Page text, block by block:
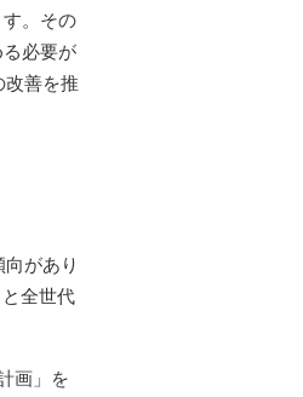
。その
必要が
改善を推
があり
全世代
画」を